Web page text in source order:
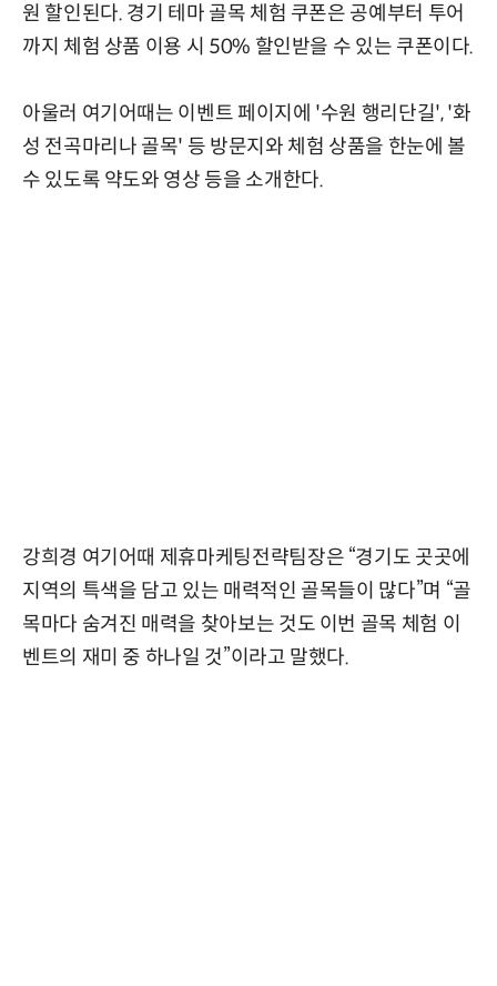
원 할인된다. 경기 테마 골목 체험 쿠폰은 공예부터 투어
까지 체험 상품 이용 시 50% 할인받을 수 있는 쿠폰이다.
아울러 여기어때는 이벤트 페이지에 '수원 행리단길', '화
성 전곡마리나 골목' 등 방문지와 체험 상품을 한눈에 볼
수 있도록 약도와 영상 등을 소개한다.
강희경 여기어때 제휴마케팅전략팀장은 “경기도 곳곳에
지역의 특색을 담고 있는 매력적인 골목들이 많다”며 “골
목마다 숨겨진 매력을 찾아보는 것도 이번 골목 체험 이
벤트의 재미 중 하나일 것”이라고 말했다.